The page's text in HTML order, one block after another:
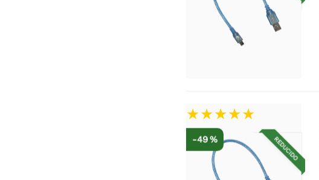
REDUCIDO
-49 %